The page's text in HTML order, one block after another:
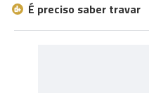
É preciso saber travar